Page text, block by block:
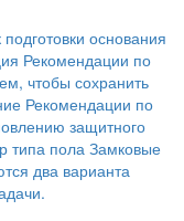
основания
Рекомендации по
чтобы сохранить
Рекомендации по
защитного
типа пола Замковые
два варианта